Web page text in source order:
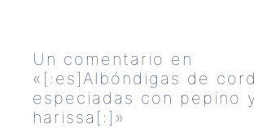
Un comentario en
« [:es]Albóndigas de
especiadas con pepino
harissa[:] »